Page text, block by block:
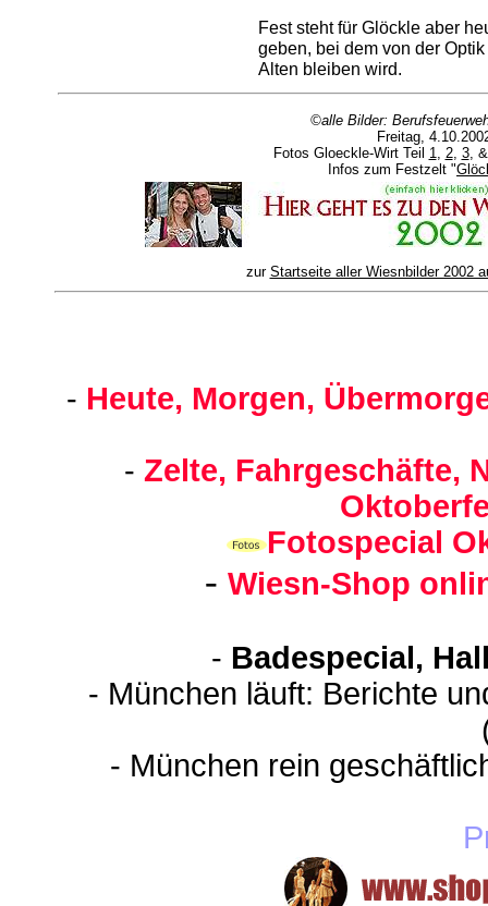
Fest steht für Glöckle aber
geben, bei dem von der
Alten bleiben wird.
©alle Bilder:
Freitag,
Fotos Gloeckle-Wirt Teil 1, 2, 3,
Infos zum Festzelt "
zur Startseite aller Wiesnbilder 2002
- Heute, Morgen,
- Zelte, Fahrgeschäfte,
Fotospecial
- Wiesn-Shop
- Badespecial,
- München läuft: Berichte
- München rein